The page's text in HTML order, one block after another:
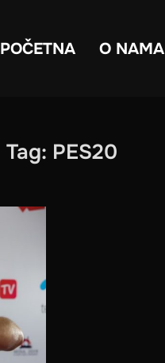
POČETNA O NAMA
Tag: PES20